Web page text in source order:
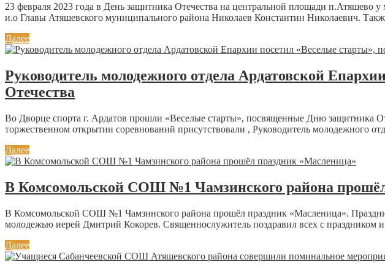
23 февраля 2023 года в День защитника Отечества на центральной площади
и.о Главы Атяшевского муниципального района Николаев Константин Николаевич.
Далее
Руководитель молодежного отдела Ардатовской
Отечества
Во Дворце спорта г. Ардатов прошли «Веселые старты», посвященные Дню защитника
торжественном открытии соревнований присутствовали , Руководитель молодежного
Далее
В Комсомольской СОШ №1 Чамзинского района
В Комсомольской СОШ №1 Чамзинского района прошёл праздник «Масленица».
молодежью иерей Дмитрий Кокорев. Священнослужитель поздравил всех с праздником и
Далее